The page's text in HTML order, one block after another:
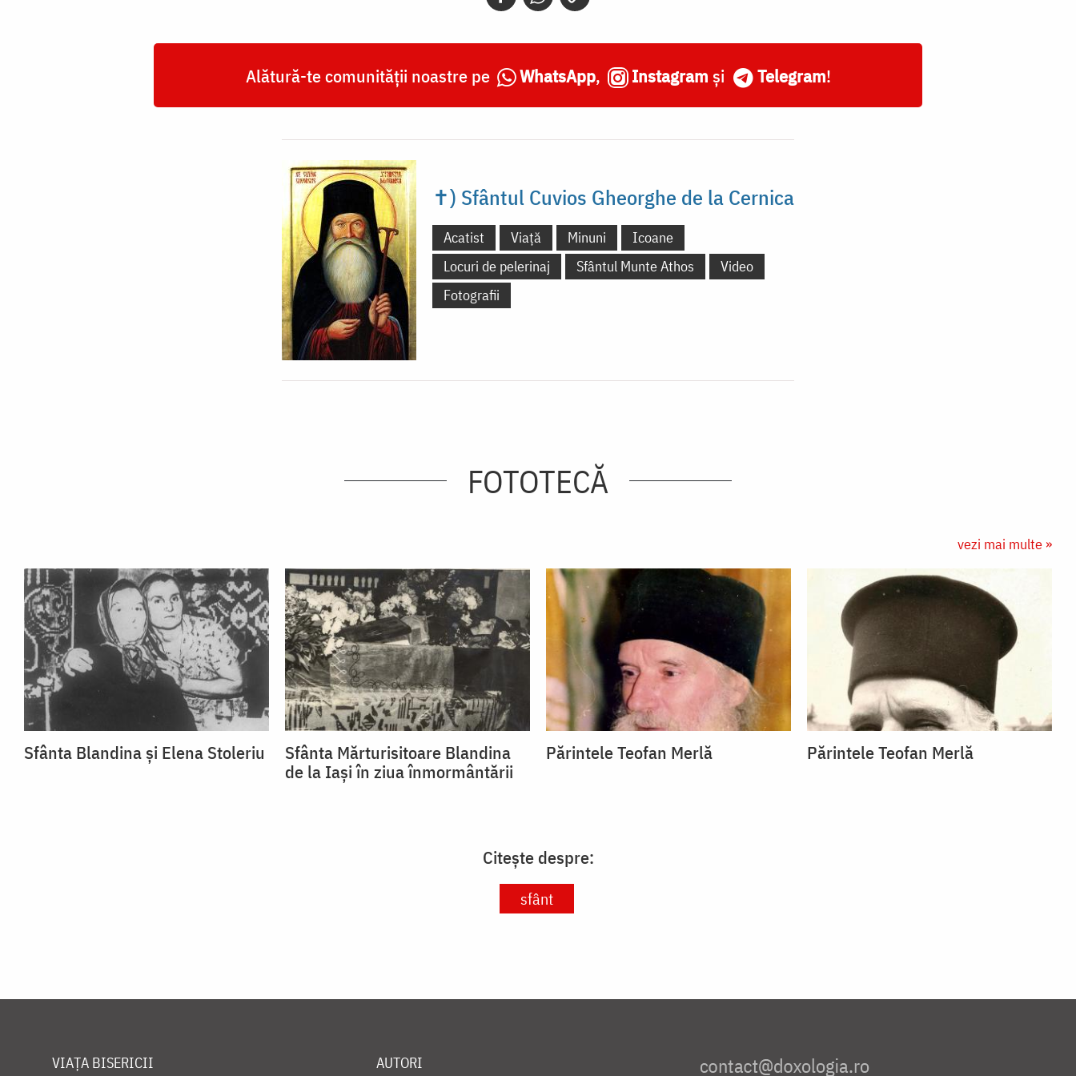
Alătură-te comunității noastre pe WhatsApp, Instagram și Telegram!
✝) Sfântul Cuvios Gheorghe de la Cernica
Acatist Viață Minuni
Icoane
Locuri de pelerinaj
Sfântul Munte Athos
Video
Fotografii
FOTOTECĂ
vezi mai multe »
Sfânta Blandina și Elena Stoleriu
Sfânta Mărturisitoare Blandina
de la Iași în ziua înmormântării
Părintele Teofan Merlă Părintele Teofan Merlă
Citește despre:
sfânt
VIAȚA BISERICII AUTORI